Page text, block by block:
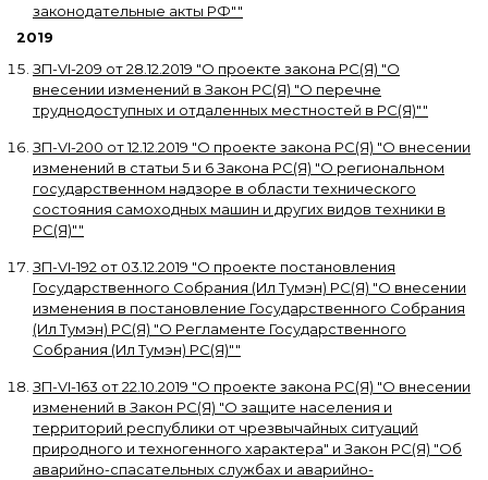
законодательные акты РФ""
2019
ЗП-VI-209 от28.12.2019 "О проекте закона РС(Я) "О
внесении изменений в Закон РС(Я) "О перечне
труднодоступных и отдаленных местностей в РС(Я)""
ЗП-VI-200 от12.12.2019 "О проекте закона РС(Я) "О внесении
изменений в статьи 5 и 6 Закона РС(Я) "О региональном
государственном надзоре в области технического
состояния самоходных машин и других видов техники в
РС(Я)""
ЗП-VI-192 от 03.12.2019 "О проекте постановления
Государственного Собрания (Ил Тумэн) РС(Я) "О внесении
изменения в постановление Государственного Собрания
(Ил Тумэн) РС(Я) "О Регламенте Государственного
Собрания (Ил Тумэн) РС(Я)""
ЗП-VI-163 от22.10.2019 "О проекте закона РС(Я) "О внесении
изменений в Закон РС(Я) "О защите населения и
территорий республики от чрезвычайных ситуаций
природного и техногенного характера" и Закон РС(Я) "Об
аварийно-спасательных службах и аварийно-